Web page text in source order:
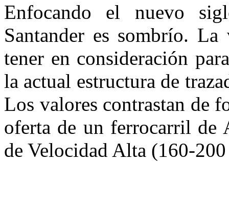
Enfocando el nuevo
Santander es sombrío.
tener en consideración
la actual estructura de
Los valores contrastan de
oferta de un ferrocarril de
de Velocidad Alta (160-